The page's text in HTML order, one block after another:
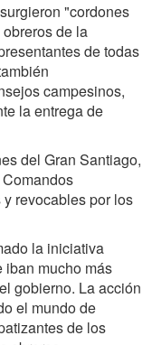
"cordones
de la
de todas
campesinos,
la entrega de
del Gran Santiago,
revocables por los
la iniciativa
iban mucho más
gobierno. La acción
el mundo de
de los